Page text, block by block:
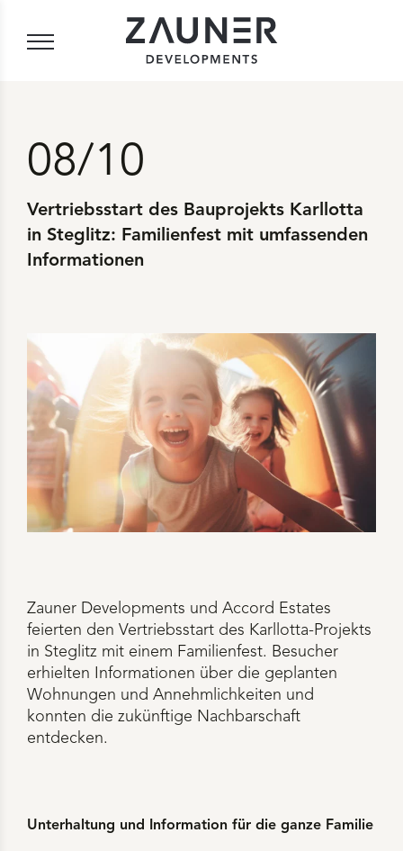
08/10
Vertriebsstart des Bauprojekts Karllotta
in Steglitz: Familienfest mit umfassenden
Informationen
Zauner Developments und Accord Estates
feierten den Vertriebsstart des Karllotta-Projekts
in Steglitz mit einem Familienfest. Besucher
erhielten Informationen über die geplanten
Wohnungen und Annehmlichkeiten und
konnten die zukünftige Nachbarschaft
entdecken.
Unterhaltung und Information für die ganze Familie